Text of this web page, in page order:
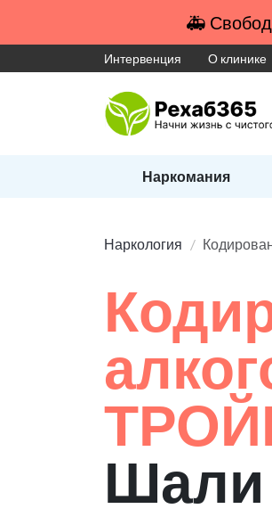
🚑
Интервенция О клинике
Наркомания
Наркология
Шали